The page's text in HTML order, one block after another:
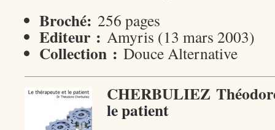
Broché: 256 pages
Editeur : Amyris (13 mars 2003)
Collection : Douce Alternative
CHERBULIEZ
le patient